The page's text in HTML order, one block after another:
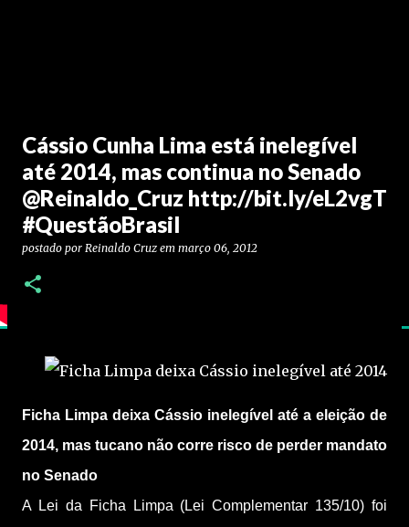
Cássio Cunha Lima está inelegível
até 2014, mas continua no Senado
@Reinaldo_Cruz http://bit.ly/eL2vgT
#QuestãoBrasil
postado por Reinaldo Cruz em março 06, 2012
Ficha Limpa deixa Cássio inelegível até a eleição de
2014, mas tucano não corre risco de perder mandato
no Senado
A Lei da Ficha Limpa (Lei Complementar 135/10) foi